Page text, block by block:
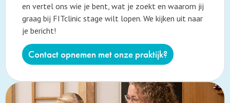
en vertel ons wie je bent, wat je zoekt en waarom jij
graag bij FITclinic stage wilt lopen. We kijken uit naar
je bericht!
Contact opnemen met onze praktijk?